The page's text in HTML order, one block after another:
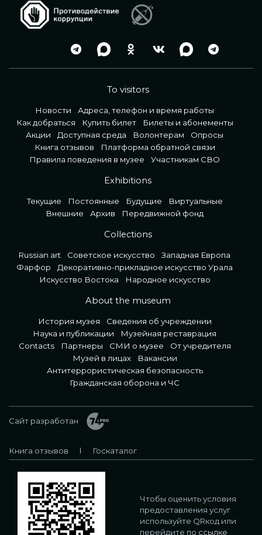
To visitors
Новости
Адреса, телефон и время работы
Как добраться
Купить билет
Билеты и абонементы
Акции
Доступная среда Волонтерам
Опросы
Книга отзывов
Платформа обратной связи
Правила поведения в музее
Участникам СВО
Exhibitions
Текущие Постоянные Будущие
Виртуальные
Внешние
Архив Передвижной фонд
Collections
Russian art Советское искусство
Западная Европа
Фарфор
Декоративно-прикладное искусство Урала
Искусство Востока
Народное искусство
About the museum
История музея
Сведения об учреждении
Наука и публикации
Музейная реставрация
Contacts
Партнеры СМИ о музее
От учредителя
Музей в лицах
Вакансии
Антитеррористическая безопасность
Гражданская оборона и ЧС
Сайт разработан
Книга отзывов Госкаталог
Чтобы оценить условия
предоставления услуг
используйте QRкод или
перейдите по ссылке